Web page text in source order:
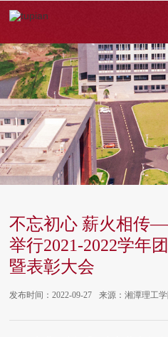
不忘初心 薪火相传
举行2021-2022学年
暨表彰大会
发布时间：2022-09-27 来源：湘潭理工